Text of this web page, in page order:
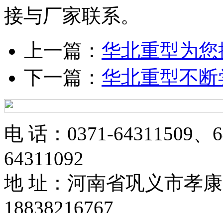
接与厂家联系。
上一篇： 华北重型为
下一篇： 华北重型不
电 话：0371-64311509、
64311092
地 址：河南省巩义市孝
18838216767